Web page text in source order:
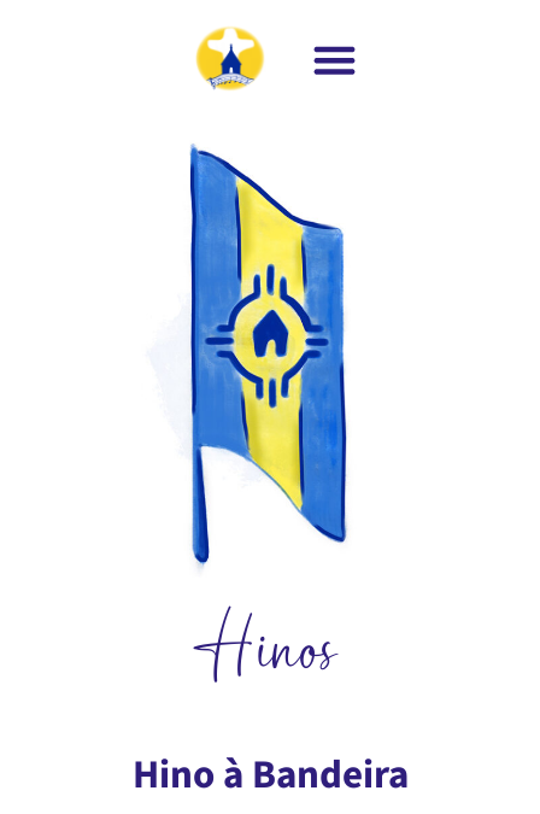
Hinos
Hino à Bandeira